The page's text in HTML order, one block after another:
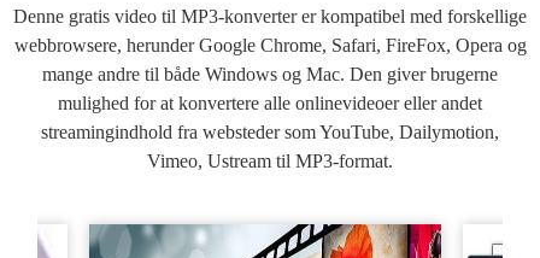
Denne gratis video til MP3-konverter er kompatibel med forskellige
webbrowsere, herunder Google Chrome, Safari, FireFox, Opera og
mange andre til både Windows og Mac. Den giver brugerne
mulighed for at konvertere alle onlinevideoer eller andet
streamingindhold fra websteder som YouTube, Dailymotion,
Vimeo, Ustream til MP3-format.